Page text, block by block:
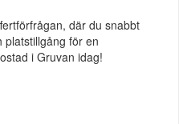
där du snabbt
platstillgång för en
i Gruvan idag!